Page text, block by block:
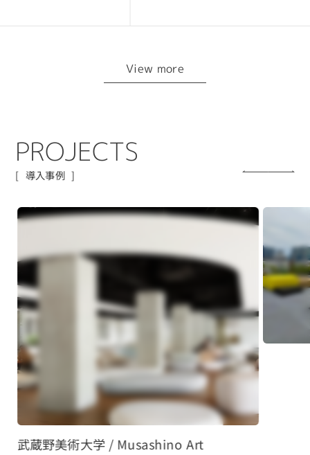
View more
PROJECTS
導入事例
武蔵野美術大学 / Musashino Art